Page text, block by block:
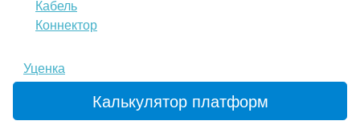
Кабель
Коннектор
Уценка
Калькулятор платформ